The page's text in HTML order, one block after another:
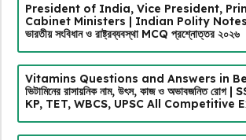
President of India, Vice President,
Cabinet Ministers | Indian Polity
ভারতীয় সংবিধান ও রাষ্ট্রব্যবস্থা MCQ প্রশ্নোত্তর ২০২৬
Vitamins Questions and Answers in
ভিটামিনের রাসায়নিক নাম, উৎস, কাজ ও অভাবজনিত
KP, TET, WBCS, UPSC All Competitive